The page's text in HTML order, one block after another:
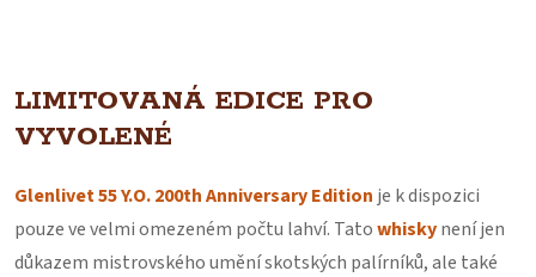
LIMITOVANÁ EDICE PRO
VYVOLENÉ
Glenlivet 55 Y.O. 200th Anniversary Edition je k dispozici
pouze ve velmi omezeném počtu lahví. Tatowhiskynení jen
důkazem mistrovského umění skotských palírníků, ale také